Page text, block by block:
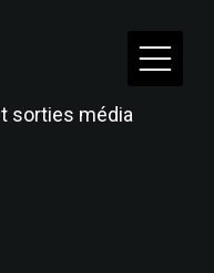
sorties média